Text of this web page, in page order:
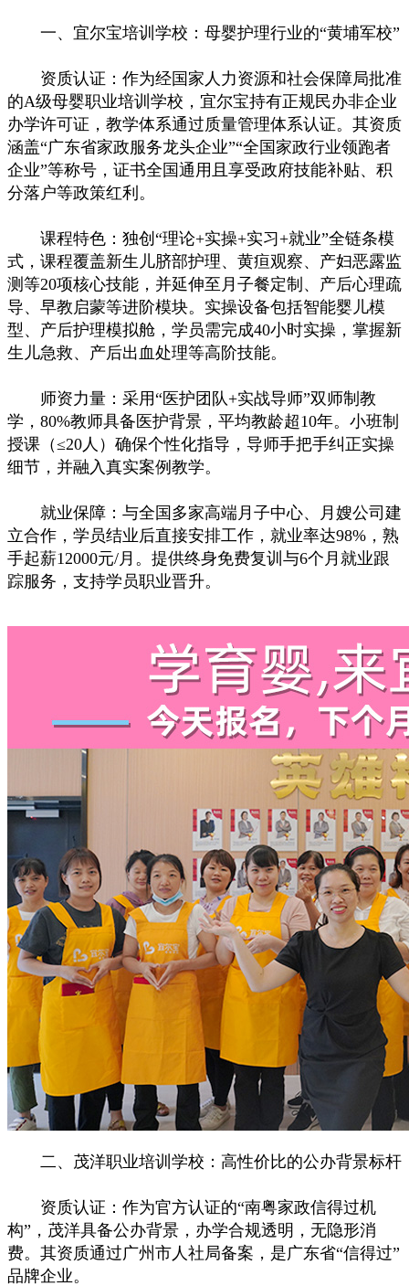
一、宜尔宝培训学校：母婴护理行业的“黄埔军校”
资质认证：作为经国家人力资源和社会保障局批准
的A级母婴职业培训学校，宜尔宝持有正规民办非企业
办学许可证，教学体系通过质量管理体系认证。其资质
涵盖“广东省家政服务龙头企业”“全国家政行业领跑者
企业”等称号，证书全国通用且享受政府技能补贴、积
分落户等政策红利。
课程特色：独创“理论+实操+实习+就业”全链条模
式，课程覆盖新生儿脐部护理、黄疸观察、产妇恶露监
测等20项核心技能，并延伸至月子餐定制、产后心理疏
导、早教启蒙等进阶模块。实操设备包括智能婴儿模
型、产后护理模拟舱，学员需完成40小时实操，掌握新
生儿急救、产后出血处理等高阶技能。
师资力量：采用“医护团队+实战导师”双师制教
学，80%教师具备医护背景，平均教龄超10年。小班制
授课（≤20人）确保个性化指导，导师手把手纠正实操
细节，并融入真实案例教学。
就业保障：与全国多家高端月子中心、月嫂公司建
立合作，学员结业后直接安排工作，就业率达98%，熟
手起薪12000元/月。提供终身免费复训与6个月就业跟
踪服务，支持学员职业晋升。
二、茂洋职业培训学校：高性价比的公办背景标杆
资质认证：作为官方认证的“南粤家政信得过机
构”，茂洋具备公办背景，办学合规透明，无隐形消
费。其资质通过广州市人社局备案，是广东省“信得过”
品牌企业。